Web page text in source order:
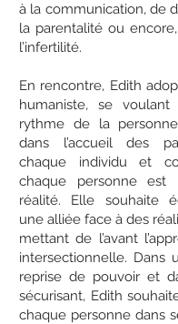
à la communication, de
la parentalité ou
l’infertilité.
En rencontre, Edith
humaniste, se
rythme de la
dans l’accueil des
chaque individu et
chaque personne est
réalité. Elle souhaite
une alliée face à des
mettant de l’avant
intersectionnelle. Dans
reprise de pouvoir et
sécurisant, Edith
chaque personne dans